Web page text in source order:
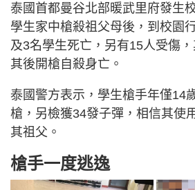
泰國首都曼谷北部暖武里府發生
學生家中槍殺祖父母後，到校園
及3名學生死亡，另有15人受傷
其後開槍自殺身亡。
泰國警方表示，學生槍手年僅14
槍，另檢獲34發子彈，相信其使
其祖父。
槍手一度逃逸